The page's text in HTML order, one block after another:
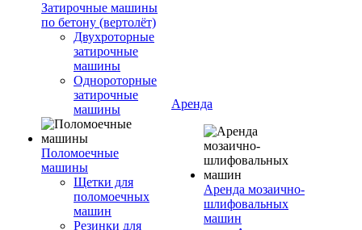
Затирочные машины
по бетону (вертолёт)
Двухроторные
затирочные
машины
Однороторные
затирочные
машины
Поломоечные
машины
Щетки для
поломоечных
машин
Резинки для
Аренда
Аренда мозаично-
шлифовальных
машин